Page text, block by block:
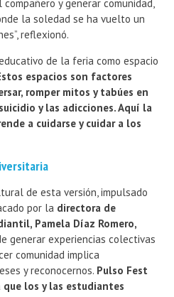
y generar comunidad,
la soledad se ha vuelto un
reflexionó.
de la feria como espacio
espacios son factores
romper mitos y tabúes en
y las adicciones. Aquí la
a cuidarse y cuidar a los
de esta versión, impulsado
por la directora de
Pamela Díaz Romero,
generar experiencias colectivas
comunidad implica
y reconocernos. Pulso Fest
que los y las estudiantes